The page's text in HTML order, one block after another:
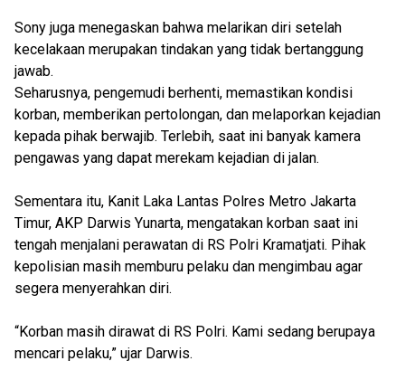
Sony juga menegaskan bahwa melarikan diri setelah
kecelakaan merupakan tindakan yang tidak bertanggung
jawab.
Seharusnya, pengemudi berhenti, memastikan kondisi
korban, memberikan pertolongan, dan melaporkan kejadian
kepada pihak berwajib. Terlebih, saat ini banyak kamera
pengawas yang dapat merekam kejadian di jalan.
Sementara itu, Kanit Laka Lantas Polres Metro Jakarta
Timur, AKP Darwis Yunarta, mengatakan korban saat ini
tengah menjalani perawatan di RS Polri Kramatjati. Pihak
kepolisian masih memburu pelaku dan mengimbau agar
segera menyerahkan diri.
“Korban masih dirawat di RS Polri. Kami sedang berupaya
mencari pelaku,” ujar Darwis.